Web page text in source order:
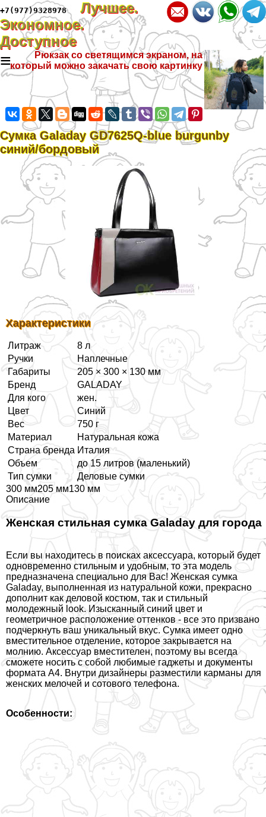
+7(977)9328978
Лучшее.
Экономное.
Доступное
≡
Рюкзак со светящимся экраном, на
который можно закачать свою картинку
Сумка Galaday GD7625Q-blue burgunby
синий/бордовый
Хаpaктеристики
Литраж
8 л
Ручки
Наплечные
Габариты
205 × 300 × 130 мм
Бренд
GALADAY
Для кого
жен.
Цвет
Синий
Вес
750 г
Материал
Натуральная кожа
Страна бренда Италия
Объем
до 15 литров (маленький)
Тип сумки
Деловые сумки
300 мм205 мм130 мм
Описание
Женская стильная сумка Galaday для города
Если вы находитесь в поисках аксессуара, который будет
одновременно стильным и удобным, то эта модель
предназначена специально для Вас! Женская сумка
Galaday, выполненная из натуральной кожи, прекрасно
дополнит как деловой костюм, так и стильный
молодежный look. Изысканный синий цвет и
геометричное расположение оттенков - все это призвано
подчеркнуть ваш уникальный вкус. Сумка имеет одно
вместительное отделение, которое закрывается на
молнию. Аксессуар вместителен, поэтому вы всегда
сможете носить с собой любимые гаджеты и документы
формата А4. Внутри дизайнеры разместили карманы для
женских мелочей и сотового телефона.
Особенности: